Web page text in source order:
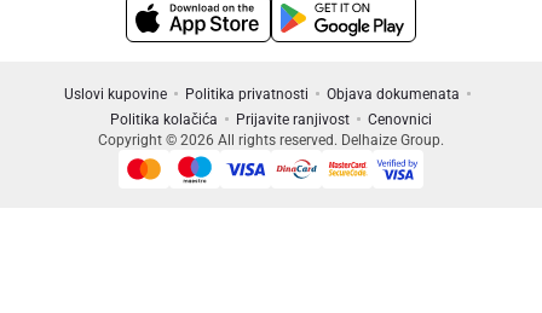
Uslovi kupovine Politika privatnosti
Objava dokumenata
Politika kolačića
Prijavite ranjivost
Cenovnici
Copyright © 2026 All rights reserved. Delhaize Group.